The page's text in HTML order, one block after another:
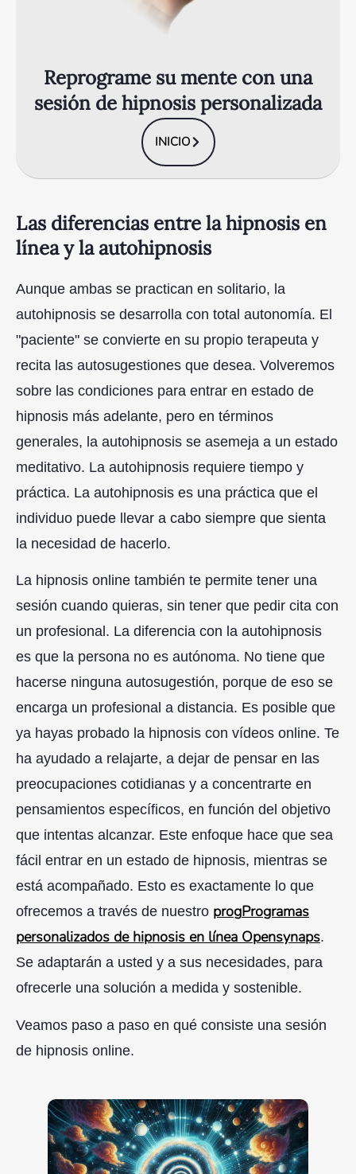
Reprograme su mente con una
sesión de hipnosis personalizada
INICIO
Las diferencias entre la hipnosis en
línea y la autohipnosis
Aunque ambas se practican en solitario, la
autohipnosis se desarrolla con total autonomía. El
"paciente" se convierte en su propio terapeuta y
recita las autosugestiones que desea. Volveremos
sobre las condiciones para entrar en estado de
hipnosis más adelante, pero en términos
generales, la autohipnosis se asemeja a un estado
meditativo. La autohipnosis requiere tiempo y
práctica. La autohipnosis es una práctica que el
individuo puede llevar a cabo siempre que sienta
la necesidad de hacerlo.
La hipnosis online también te permite tener una
sesión cuando quieras, sin tener que pedir cita con
un profesional. La diferencia con la autohipnosis
es que la persona no es autónoma. No tiene que
hacerse ninguna autosugestión, porque de eso se
encarga un profesional a distancia. Es posible que
ya hayas probado la hipnosis con vídeos online. Te
ha ayudado a relajarte, a dejar de pensar en las
preocupaciones cotidianas y a concentrarte en
pensamientos específicos, en función del objetivo
que intentas alcanzar. Este enfoque hace que sea
fácil entrar en un estado de hipnosis, mientras se
está acompañado. Esto es exactamente lo que
ofrecemos a través de nuestro progProgramas
personalizados de hipnosis en línea Opensynaps.
Se adaptarán a usted y a sus necesidades, para
ofrecerle una solución a medida y sostenible.
Veamos paso a paso en qué consiste una sesión
de hipnosis online.